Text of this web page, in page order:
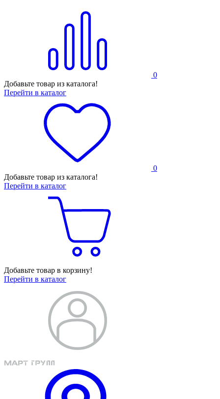
0
Добавьте товар из каталога!
Перейти в каталог
0
Добавьте товар из каталога!
Перейти в каталог
Добавьте товар в корзину!
Перейти в каталог